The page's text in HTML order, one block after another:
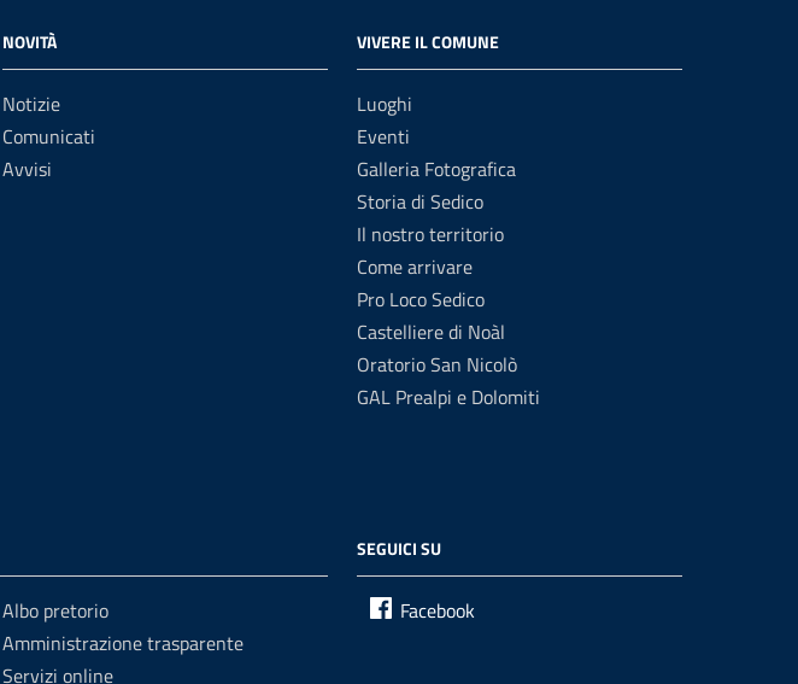
NOVITÀ
Notizie
Comunicati
Avvisi
VIVERE IL COMUNE
Luoghi
Eventi
Galleria Fotografica
Storia di Sedico
Il nostro territorio
Come arrivare
Pro Loco Sedico
Castelliere di Noàl
Oratorio San Nicolò
GAL Prealpi e Dolomiti
Albo pretorio
Amministrazione trasparente
Servizi online
SEGUICI SU
Facebook